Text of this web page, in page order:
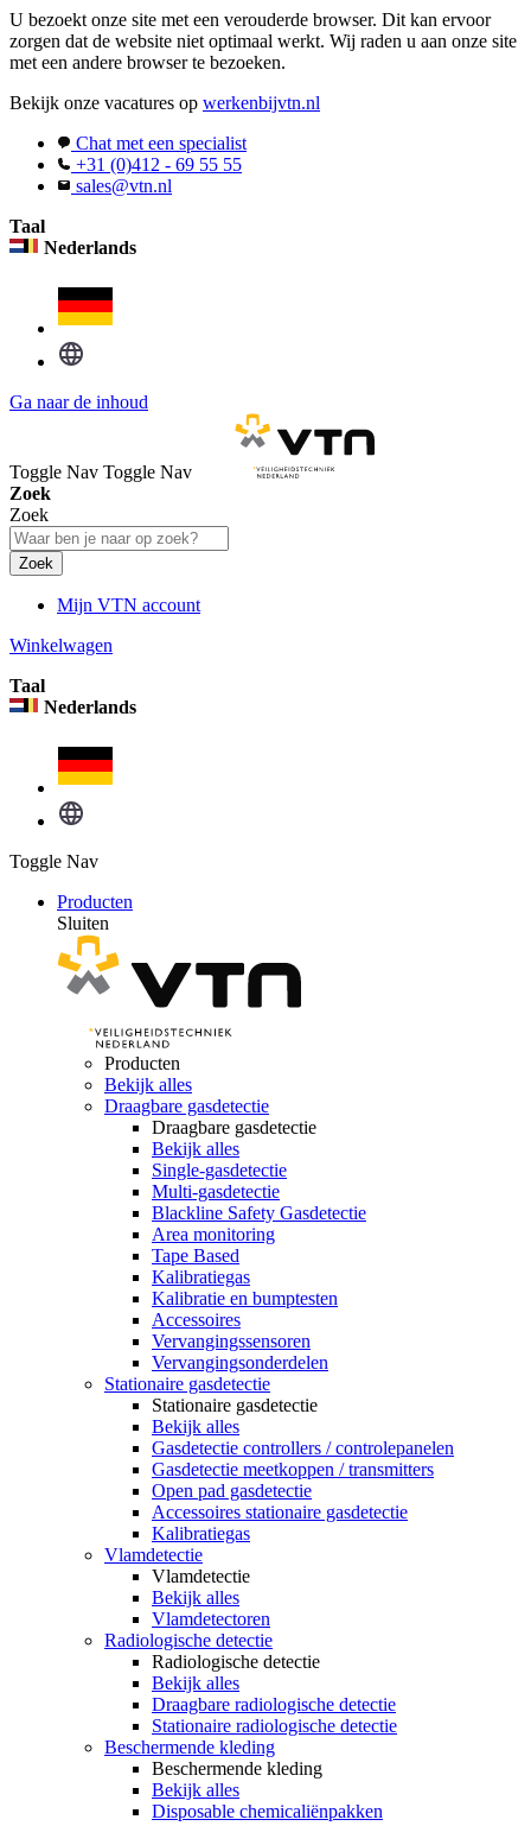
U bezoekt onze site met een verouderde browser. Dit kan ervoor
zorgen dat de website niet optimaal werkt. Wij raden u aan onze site
met een andere browser te bezoeken.
Bekijk onze vacatures op werkenbijvtn.nl
Chat met een specialist
+31 (0)412 - 69 55 55
sales@vtn.nl
Taal
Nederlands
Ga naar de inhoud
Toggle Nav Toggle Nav
Zoek
Zoek
Zoek
Mijn VTN account
Winkelwagen
Taal
Nederlands
Toggle Nav
Producten
Sluiten
Producten
Bekijk alles
Draagbare gasdetectie
Draagbare gasdetectie
Bekijk alles
Single-gasdetectie
Multi-gasdetectie
Blackline Safety Gasdetectie
Area monitoring
Tape Based
Kalibratiegas
Kalibratie en bumptesten
Accessoires
Vervangingssensoren
Vervangingsonderdelen
Stationaire gasdetectie
Stationaire gasdetectie
Bekijk alles
Gasdetectie controllers / controlepanelen
Gasdetectie meetkoppen / transmitters
Open pad gasdetectie
Accessoires stationaire gasdetectie
Kalibratiegas
Vlamdetectie
Vlamdetectie
Bekijk alles
Vlamdetectoren
Radiologische detectie
Radiologische detectie
Bekijk alles
Draagbare radiologische detectie
Stationaire radiologische detectie
Beschermende kleding
Beschermende kleding
Bekijk alles
Disposable chemicaliënpakken